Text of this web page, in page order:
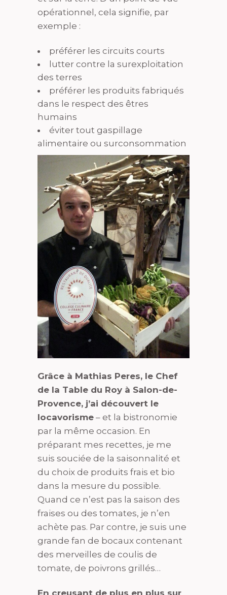
opérationnel, cela signifie, par
exemple :
préférer les circuits courts
lutter contre la surexploitation
des terres
préférer les produits fabriqués
dans le respect des êtres
humains
éviter tout gaspillage
alimentaire ou surconsommation
Grâce à Mathias Peres, le Chef
de la Table du Roy à Salon-de-
Provence, j’ai découvert le
locavorisme – et la bistronomie
par la même occasion. En
préparant mes recettes, je me
suis souciée de la saisonnalité et
du choix de produits frais et bio
dans la mesure du possible.
Quand ce n’est pas la saison des
fraises ou des tomates, je n’en
achète pas. Par contre, je suis une
grande fan de bocaux contenant
des merveilles de coulis de
tomate, de poivrons grillés…